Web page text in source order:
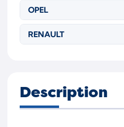
OPEL
RENAULT
Description